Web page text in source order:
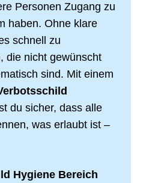
Personen Zugang zu
haben. Ohne klare
schnell zu
die nicht gewünscht
sind. Mit einem
du sicher, dass alle
was erlaubt ist –
Hygiene Bereich